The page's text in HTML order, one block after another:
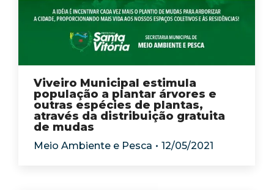
Viveiro Municipal estimula
população a plantar árvores e
outras espécies de plantas,
através da distribuição gratuita
de mudas
Meio Ambiente e Pesca 12/05/2021